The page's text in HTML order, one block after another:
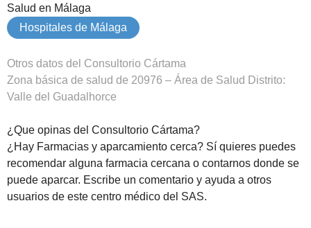
Salud en Málaga
Hospitales de Málaga
Otros datos del Consultorio Cártama
Zona básica de salud de 20976 – Área de Salud Distrito:
Valle del Guadalhorce
¿Que opinas del Consultorio Cártama?
¿Hay Farmacias y aparcamiento cerca? Sí quieres puedes
recomendar alguna farmacia cercana o contarnos donde se
puede aparcar. Escribe un comentario y ayuda a otros
usuarios de este centro médico del SAS.